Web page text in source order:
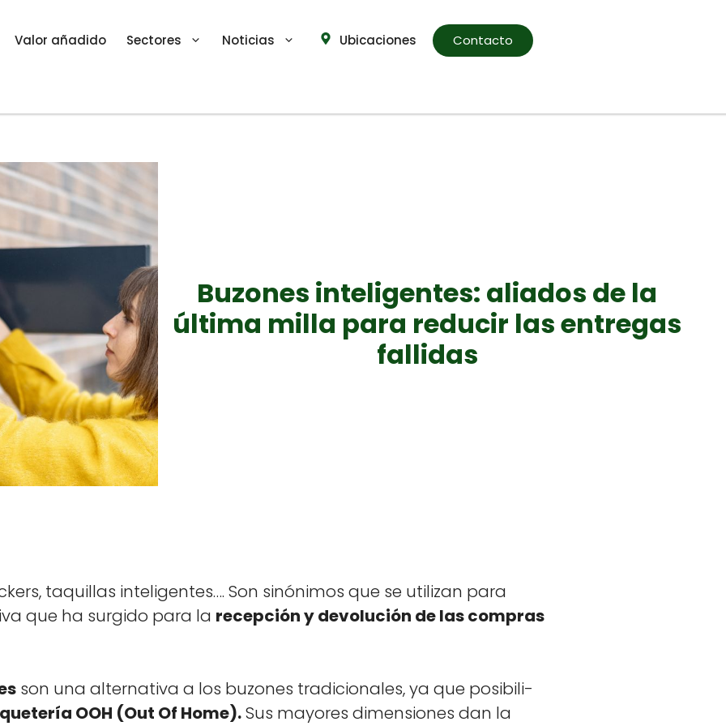
Valor añadido Sectores Noticias Ubicaciones Contacto
Buzones inteligentes: aliados de la
última milla para reducir las entregas
fallidas
taquil­las inteligentes…. Son sinón­i­mos que se uti­lizan para
que ha surgi­do para la recep­ción y devolu­ción de las com­pras
son una alter­na­ti­va a los buzones tradi­cionales, ya que posi­bil­i­
OOH (Out Of Home).Sus may­ores dimen­siones dan la